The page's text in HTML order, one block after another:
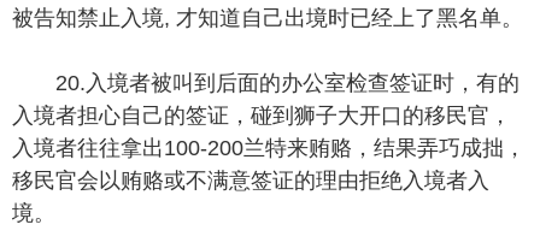
被告知禁止入境, 才知道自己出境时已经上了黑名单。
20.入境者被叫到后面的办公室检查签证时，有的
入境者担心自己的签证，碰到狮子大开口的移民官，
入境者往往拿出100-200兰特来贿赂，结果弄巧成拙，
移民官会以贿赂或不满意签证的理由拒绝入境者入
境。